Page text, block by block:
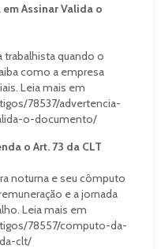
Assinar Valida o
trabalhista quando o
como a empresa
Leia mais em
78537/advertencia-
o-documento/
o Art. 73 da CLT
noturna e seu cômputo
e a jornada
Leia mais em
78557/computo-da-
clt/